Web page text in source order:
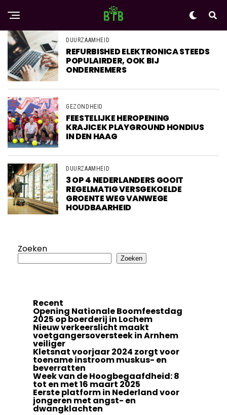
DUURZAAMHEID
REFURBISHED ELEKTRONICA STEEDS
POPULAIRDER, OOK BIJ
ONDERNEMERS
GEZONDHEID
FEESTELIJKE HEROPENING
KRAJICEK PLAYGROUND HONDIUS
IN DEN HAAG
DUURZAAMHEID
3 OP 4 NEDERLANDERS GOOIT
REGELMATIG VERSGEKOELDE
GROENTE WEG VANWEGE
HOUDBAARHEID
Zoeken
Zoeken
Recent
Opening Nationale Boomfeestdag
2025 op boerderij in Lochem
Nieuw verkeerslicht maakt
voetgangersoversteek in Arnhem
veiliger
Kletsnat voorjaar 2024 zorgt voor
toename instroom muskus- en
beverratten
Week van de Hoogbegaafdheid: 8
tot en met 16 maart 2025
Eerste platform in Nederland voor
jongeren met angst- en
dwangklachten